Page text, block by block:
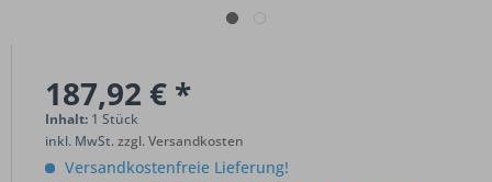
187,92 € *
Inhalt: 1 Stück
inkl. MwSt.zzgl. Versandkosten
Versandkostenfreie Lieferung!